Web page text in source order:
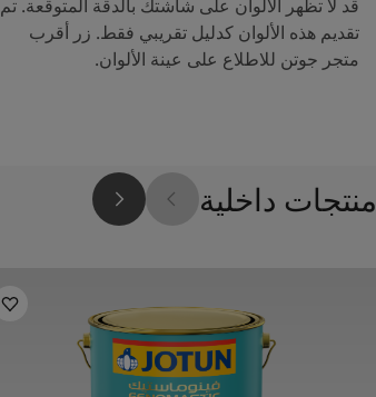
قد لا تظهر الألوان على شاشتك بالدقة المتوقعة. تم
تقديم هذه الألوان كدليل تقريبي فقط. زر أقرب
متجر جوتن للاطلاع على عينة الألوان.
منتجات داخلية